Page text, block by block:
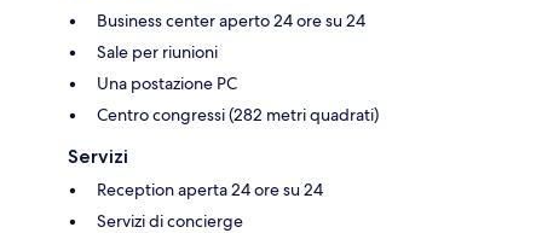
Business center aperto 24 ore su 24
Sale per riunioni
Una postazione PC
Centro congressi (282 metri quadrati)
Servizi
Reception aperta 24 ore su 24
Servizi di concierge